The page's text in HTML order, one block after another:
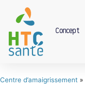
Concept
Centre d’amaigrissement »